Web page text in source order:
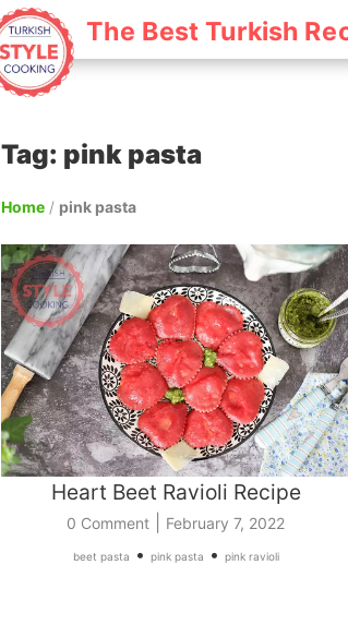
The Best Turkish
Tag: pink pasta
Home / pink pasta
Heart Beet Ravioli Recipe
0 Comment February 7, 2022
beet pasta • pink pasta • pink ravioli